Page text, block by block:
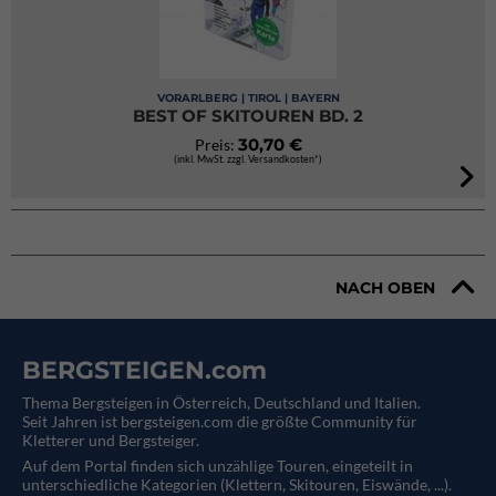
VORARLBERG | TIROL | BAYERN
BEST OF SKITOUREN BD. 2
Preis: 30,70 €
(inkl. MwSt. zzgl. Versandkosten*)
NACH OBEN
BERGSTEIGEN.com
Thema Bergsteigen in Österreich, Deutschland und Italien.
Seit Jahren ist bergsteigen.com die größte Community für
Kletterer und Bergsteiger.
Auf dem Portal finden sich unzählige Touren, eingeteilt in
unterschiedliche Kategorien (Klettern, Skitouren, Eiswände, ...).